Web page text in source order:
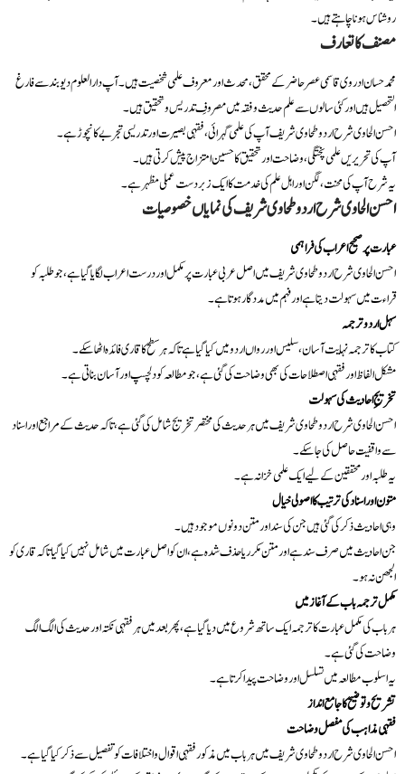
روشناس ہونا چاہتے ہیں۔
مصنف کا تعارف
محمد حسان ادروی قاسمی عصر حاضر کے محقق، محدث اور معروف علمی شخصیت ہیں۔ آپ دارالعلوم دیوبند سے فارغ
التحصیل ہیں اور کئی سالوں سے علم حدیث و فقہ میں مصروفِ تدریس و تحقیق ہیں۔
احسن الحاوی شرح اردو طحاوی شریف آپ کی علمی گہرائی، فقہی بصیرت اور تدریسی تجربے کا نچوڑ ہے۔
آپ کی تحریریں علمی پختگی، وضاحت اور تحقیق کا حسین امتزاج پیش کرتی ہیں۔
یہ شرح آپ کی محنت، لگن اور اہل علم کی خدمت کا ایک زبردست عملی مظہر ہے۔
احسن الحاوی شرح اردو طحاوی شریف کی نمایاں خصوصیات
عبارت پر صحیح اعراب کی فراہمی
احسن الحاوی شرح اردو طحاوی شریف میں اصل عربی عبارت پر مکمل اور درست اعراب لگایا گیا ہے، جو طلبہ کو
قراءت میں سہولت دیتا ہے اور فہم میں مددگار ہوتا ہے۔
سہل اردو ترجمہ
کتاب کا ترجمہ نہایت آسان، سلیس اور رواں اردو میں کیا گیا ہے تاکہ ہر سطح کا قاری فائدہ اٹھا سکے۔
مشکل الفاظ اور فقہی اصطلاحات کی بھی وضاحت کی گئی ہے، جو مطالعہ کو دلچسپ اور آسان بناتی ہے۔
تخریجِ احادیث کی سہولت
احسن الحاوی شرح اردو طحاوی شریف میں ہر حدیث کی مختصر تخریج شامل کی گئی ہے، تاکہ حدیث کے مراجع اور اسناد
سے واقفیت حاصل کی جا سکے۔
یہ طلبہ اور محققین کے لیے ایک علمی خزانہ ہے۔
متون اور اسناد کی ترتیب کا اصولی خیال
وہی احادیث ذکر کی گئی ہیں جن کی سند اور متن دونوں موجود ہیں۔
جن احادیث میں صرف سند ہے اور متن مکرر یا حذف شدہ ہے، ان کو اصل عبارت میں شامل نہیں کیا گیا تاکہ قاری کو
الجھن نہ ہو۔
مکمل ترجمہ باب کے آغاز میں
ہر باب کی مکمل عبارت کا ترجمہ ایک ساتھ شروع میں دیا گیا ہے، پھر بعد میں ہر فقہی نکتہ اور حدیث کی الگ الگ
وضاحت کی گئی ہے۔
یہ اسلوب مطالعہ میں تسلسل اور وضاحت پیدا کرتا ہے۔
تشریح و توضیح کا جامع انداز
فقہی مذاہب کی مفصل وضاحت
احسن الحاوی شرح اردو طحاوی شریف میں ہر باب میں مذکور فقہی اقوال و اختلافات کو تفصیل سے ذکر کیا گیا ہے۔